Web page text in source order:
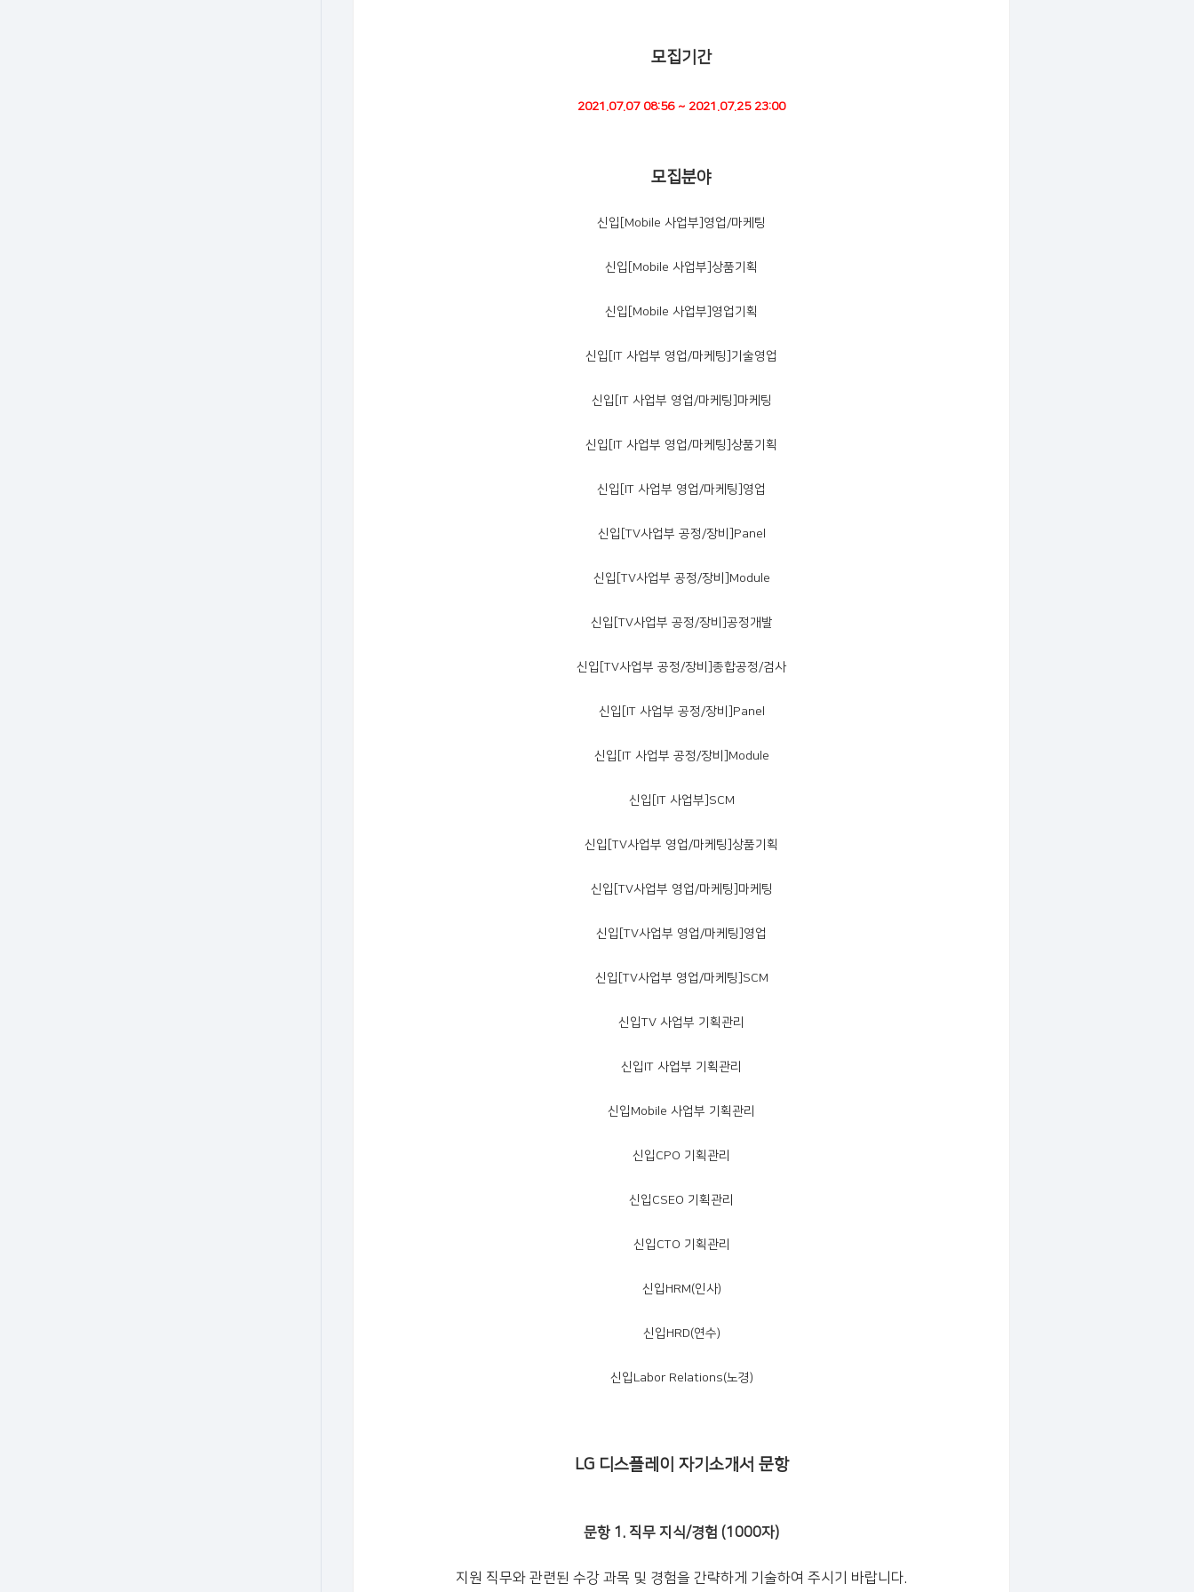
모집기간
2021.07.07 08:56 ~ 2021.07.25 23:00
모집분야
신입[Mobile 사업부]영업/마케팅
신입[Mobile 사업부]상품기획
신입[Mobile 사업부]영업기획
신입[IT 사업부 영업/마케팅]기술영업
신입[IT 사업부 영업/마케팅]마케팅
신입[IT 사업부 영업/마케팅]상품기획
신입[IT 사업부 영업/마케팅]영업
신입[TV사업부 공정/장비]Panel
신입[TV사업부 공정/장비]Module
신입[TV사업부 공정/장비]공정개발
신입[TV사업부 공정/장비]종합공정/검사
신입[IT 사업부 공정/장비]Panel
신입[IT 사업부 공정/장비]Module
신입[IT 사업부]SCM
신입[TV사업부 영업/마케팅]상품기획
신입[TV사업부 영업/마케팅]마케팅
신입[TV사업부 영업/마케팅]영업
신입[TV사업부 영업/마케팅]SCM
신입TV 사업부 기획관리
신입IT 사업부 기획관리
신입Mobile 사업부 기획관리
신입CPO 기획관리
신입CSEO 기획관리
신입CTO 기획관리
신입HRM(인사)
신입HRD(연수)
신입Labor Relations(노경)
LG 디스플레이 자기소개서 문항
문항 1. 직무 지식/경험 (1000자)
지원 직무와 관련된 수강 과목 및 경험을 간략하게 기술하여 주시기 바랍니다.